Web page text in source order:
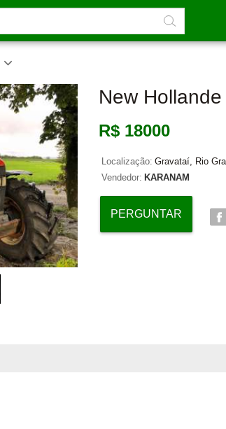
New
R$ 18000
Localização: Gravataí, Rio
Vendedor: KARANAM
PERGUNTAR